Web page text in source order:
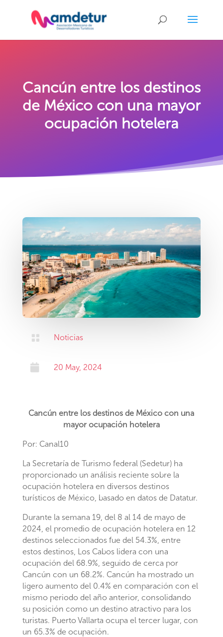
Cancún entre los destinos
de México con una mayor
ocupación hotelera
 Noticias
 20 May, 2024
Cancún entre los destinos de México con una
mayor ocupación hotelera
Por: Canal10
La Secretaría de Turismo federal (Sedetur) ha
proporcionado un análisis reciente sobre la
ocupación hotelera en diversos destinos
turísticos de México, basado en datos de Datatur.
Durante la semana 19, del 8 al 14 de mayo de
2024, el promedio de ocupación hotelera en 12
destinos seleccionados fue del 54.3%, entre
estos destinos, Los Cabos lidera con una
ocupación del 68.9%, seguido de cerca por
Cancún con un 68.2%. Cancún ha mostrado un
ligero aumento del 0.4% en comparación con el
mismo periodo del año anterior, consolidando
su posición como un destino atractivo para los
turistas. Puerto Vallarta ocupa el tercer lugar, con
un 65.3% de ocupación.